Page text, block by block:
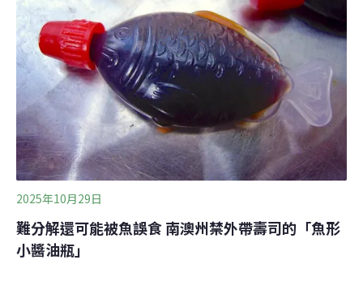
時的目標。彭啓明表示，疫情之後民眾消費習慣改變，但
不代表這幾年沒有成果。然而一次性紙容器、網購都是持
續成長，這次改變「限制、限制、限制」的思維，加入經
濟誘因，由公部門、大型企業、販賣業、公共場域、市場
市集及零售通路等六大場域率先著手，希望可以成功。環
境部去（2025）年12月29日宣布新的減塑目標，除了調整
四項塑膠的管制強度，新增「零售
2025年10月29日
難分解還可能被魚誤食 南澳州禁外帶壽司的「魚形
小醬油瓶」